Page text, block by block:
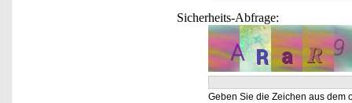
Sicherheits-Abfrage:
Geben Sie die Zeichen aus dem